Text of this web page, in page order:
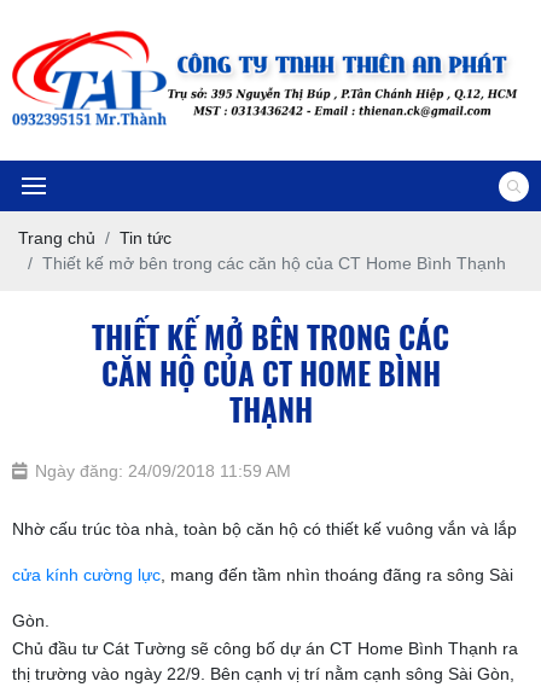
Trang chủ
Tin tức
Thiết kế mở bên trong các căn hộ của CT Home Bình Thạnh
THIẾT KẾ MỞ BÊN TRONG CÁC
CĂN HỘ CỦA CT HOME BÌNH
THẠNH
Ngày đăng: 24/09/2018 11:59 AM
Nhờ cấu trúc tòa nhà, toàn bộ căn hộ có thiết kế vuông vắn và lắp
cửa kính cường lực , mang đến tầm nhìn thoáng đãng ra sông Sài
Gòn.
Chủ đầu tư Cát Tường sẽ công bố dự án CT Home Bình Thạnh ra
thị trường vào ngày 22/9. Bên cạnh vị trí nằm cạnh sông Sài Gòn,